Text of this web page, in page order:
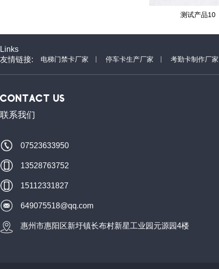
测试产品10
Links
友情链接:
电梯门禁卡厂家 停车卡生产厂家 考勤卡制作厂家
CONTACT US
联系我们
07523633950
13528763752
15112331827
649075518@qq.com
惠州市惠阳区新圩镇长布村新星工业园元源园4楼